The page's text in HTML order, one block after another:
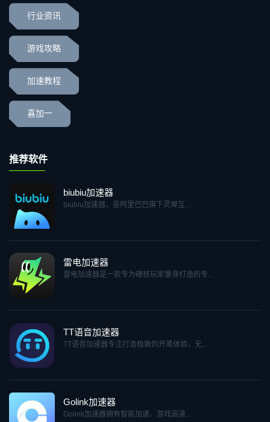
行业资讯
游戏攻略
加速教程
喜加一
推荐软件
biubiu加速器
biubiu加速器，是阿里巴巴旗下灵犀互...
雷电加速器
雷电加速器是一款专为硬核玩家量身打造的专...
TT语音加速器
TT语音加速器专注打造极致的开黑体验，无...
Golink加速器
Golink加速器拥有智能加速、游戏高速...